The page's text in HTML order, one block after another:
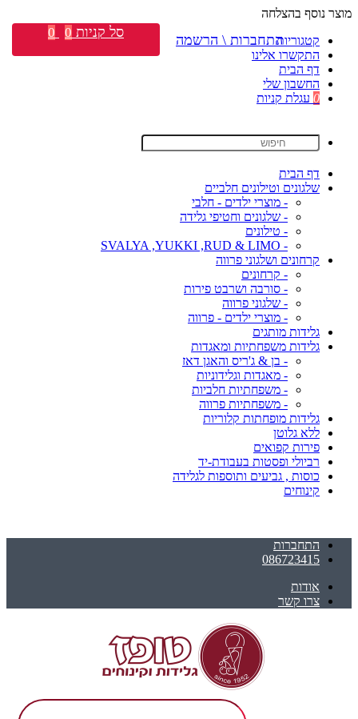
מוצר נוסף בהצלחה
קטגוריות
התקשרו אלינו
דף הבית
החשבון שלי
0 עגלת קניות
דף הבית
שלגונים וטילונים חלביים
- מוצרי ילדים - חלבי
- שלגונים וחטיפי גלידה
- טילונים
- SVALYA ,YUKKI ,RUD & LIMO
קרחונים ושלגוני פרווה
- קרחונים
- סורבה ושרבט פירות
- שלגוני פרווה
- מוצרי ילדים - פרווה
גלידות מותגים
גלידות משפחתיות ומאגדות
- בן & ג'ריס והאגן דאז
- מאגדות וגלידוניות
- משפחתיות חלביות
- משפחתיות פרווה
גלידות מופחתות קלוריות
ללא גלוטן
פירות קפואים
רביולי ופסטות בעבודת-יד
כוסות , גביעים ותוספות לגלידה
קינוחים
התחברות
086723415
אודות
צרו קשר
התחברות \ הרשמה סל קניות 0
0